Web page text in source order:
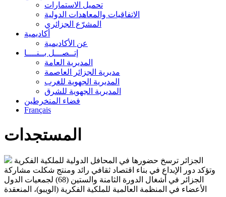
تحميل الاستمارات
الاتفاقيات والمعاهدات الدولية
المشرّع الجزائري
أكاديمية
عن الأكاديمية
إتــصـــل بــنــــا
المديرية العامة
مديرية الجزائر العاصمة
المديرية الجهوية للغرب
المديرية الجهوية للشرق
فضاء المنخرطين
Français
المستجدات
الجزائر ترسخ حضورها في المحافل الدولية للملكية الفكرية
وتؤكد دور الإبداع في بناء اقتصاد ثقافي رائد ومنتج شكلت مشاركة
الجزائر في أشغال الدورة الثامنة والستين (68) لجمعيات الدول
الأعضاء في المنظمة العالمية للملكية الفكرية (الويبو)، المنعقدة